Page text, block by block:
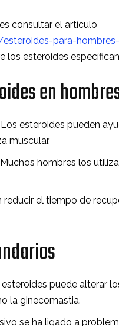
consultar el artículo
para-
los esteroides
en
esteroides pueden
muscular.
hombres los
reducir el tiempo de
puede alterar
la ginecomastia.
se ha ligado a